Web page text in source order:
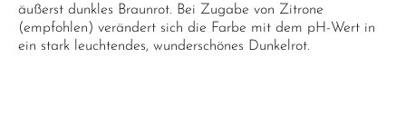
äußerst dunkles Braunrot. Bei Zugabe von Zitrone
(empfohlen) verändert sich die Farbe mit dem pH-Wert in
ein stark leuchtendes, wunderschönes Dunkelrot.